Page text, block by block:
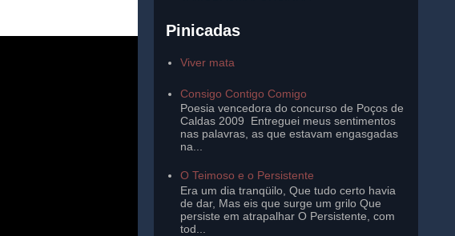
Pinicadas
Viver mata
Consigo Contigo Comigo
Poesia vencedora do concurso de Poços de
Caldas 2009 Entreguei meus sentimentos
nas palavras, as que estavam engasgadas
na...
O Teimoso e o Persistente
Era um dia tranqüilo, Que tudo certo havia
de dar, Mas eis que surge um grilo Que
persiste em atrapalhar O Persistente, com
tod...